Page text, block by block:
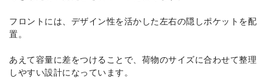
フロントには、デザイン性を活かした左右の隠しポケットを配
置。
あえて容量に差をつけることで、荷物のサイズに合わせて整理
しやすい設計になっています。